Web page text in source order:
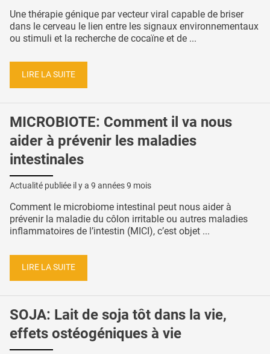
Une thérapie génique par vecteur viral capable de briser
dans le cerveau le lien entre les signaux environnementaux
ou stimuli et la recherche de cocaïne et de ...
LIRE LA SUITE
MICROBIOTE: Comment il va nous
aider à prévenir les maladies
intestinales
Actualité publiée il y a 9 années 9 mois
Comment le microbiome intestinal peut nous aider à
prévenir la maladie du côlon irritable ou autres maladies
inflammatoires de l’intestin (MICI), c’est objet ...
LIRE LA SUITE
SOJA: Lait de soja tôt dans la vie,
effets ostéogéniques à vie